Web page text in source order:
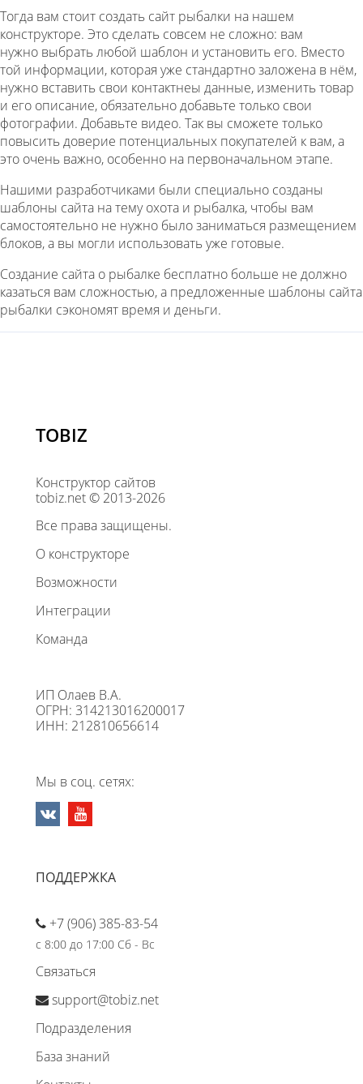
Тогда вам стоит создать сайт рыбалки на нашем
конструкторе. Это сделать совсем не сложно: вам
нужно выбрать любой шаблон и установить его. Вместо
той информации, которая уже стандартно заложена в нём,
нужно вставить свои контактнеы данные, изменить товар
и его описание, обязательно добавьте только свои
фотографии. Добавьте видео. Так вы сможете только
повысить доверие потенциальных покупателей к вам, а
это очень важно, особенно на первоначальном этапе.
Нашими разработчиками были специально созданы
шаблоны сайта на тему охота и рыбалка, чтобы вам
самостоятельно не нужно было заниматься размещением
блоков, а вы могли использовать уже готовые.
Создание сайта о рыбалке бесплатно больше не должно
казаться вам сложностью, а предложенные шаблоны сайта
рыбалки сэкономят время и деньги.
TOBIZ
Конструктор сайтов
tobiz.net © 2013-2026
Все права защищены.
О конструкторе
Возможности
Интеграции
Команда
ИП Олаев В.А.
ОГРН: 314213016200017
ИНН: 212810656614
Мы в соц. сетях:
ПОДДЕРЖКА
+7 (906) 385-83-54
с 8:00 до 17:00 Сб - Вс
Связаться
support@tobiz.net
Подразделения
База знаний